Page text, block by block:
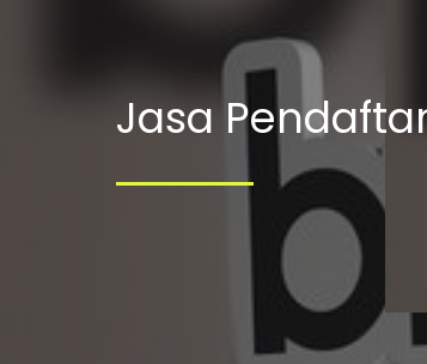
Jasa